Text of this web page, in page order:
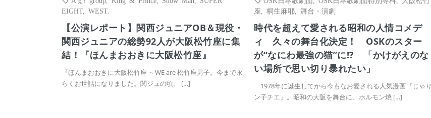
EIGHT, WEST.
【公演レポート】関西ジュニアOB＆現役・
関西ジュニアの総勢92人が大阪松竹座に集
結！『ほんまおおきに大阪松竹座』
『ほんまおおきに大阪松竹座 ～WE are 松竹座男子。今まで永
らくお世話になりました。関ジュの頃、 […]
座 ,桐生麻耶 ,舞台・演劇
時代を超えて愛される昭和の人情コメデ
ィ 久々の舞台化決定！ OSKのスター
が“なにわ最強の猫”に!? 「かけがえのな
い場所で思い切り暴れたい」
1978年に誕生してから今もなお愛される人気漫画『じゃり
ン子チエ』。昭和の大阪を舞台に、ホルモン焼 […]